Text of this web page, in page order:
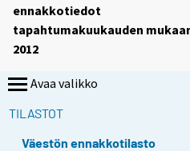
ennakkotiedot
tapahtumakuukauden
2012
Avaa valikko
TILASTOT
Väestön ennakkotilasto